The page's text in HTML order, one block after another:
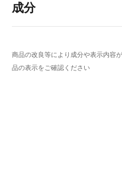
成分
商品の改良等により成分や表示内容
品の表示をご確認ください